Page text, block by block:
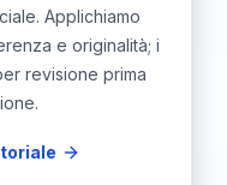
Applichiamo
e originalità; i
revisione prima